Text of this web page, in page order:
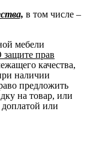
в том числе –
мебели
защите прав
качества,
наличии
предложить
на товар, или
доплатой или